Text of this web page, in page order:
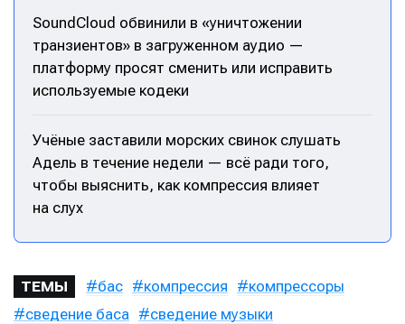
SoundCloud обвинили в «уничтожении
транзиентов» в загруженном аудио —
платформу просят сменить или исправить
используемые кодеки
Учёные заставили морских свинок слушать
Адель в течение недели — всё ради того,
чтобы выяснить, как компрессия влияет
на слух
ТЕМЫ бас компрессия
компрессоры
сведение баса
сведение музыки